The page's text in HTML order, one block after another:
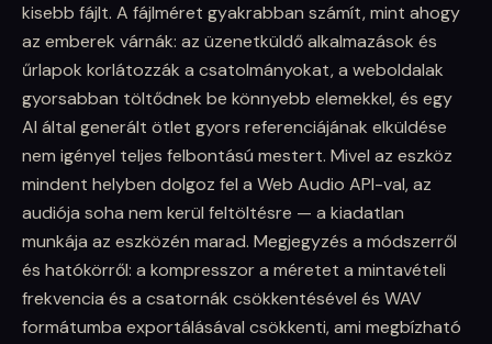
kisebb fájlt. A fájlméret gyakrabban számít, mint ahogy
az emberek várnák: az üzenetküldő alkalmazások és
űrlapok korlátozzák a csatolmányokat, a weboldalak
gyorsabban töltődnek be könnyebb elemekkel, és egy
AI által generált ötlet gyors referenciájának elküldése
nem igényel teljes felbontású mestert. Mivel az eszköz
mindent helyben dolgoz fel a Web Audio API-val, az
audiója soha nem kerül feltöltésre — a kiadatlan
munkája az eszközén marad. Megjegyzés a módszerről
és hatókörről: a kompresszor a méretet a mintavételi
frekvencia és a csatornák csökkentésével és WAV
formátumba exportálásával csökkenti, ami megbízható